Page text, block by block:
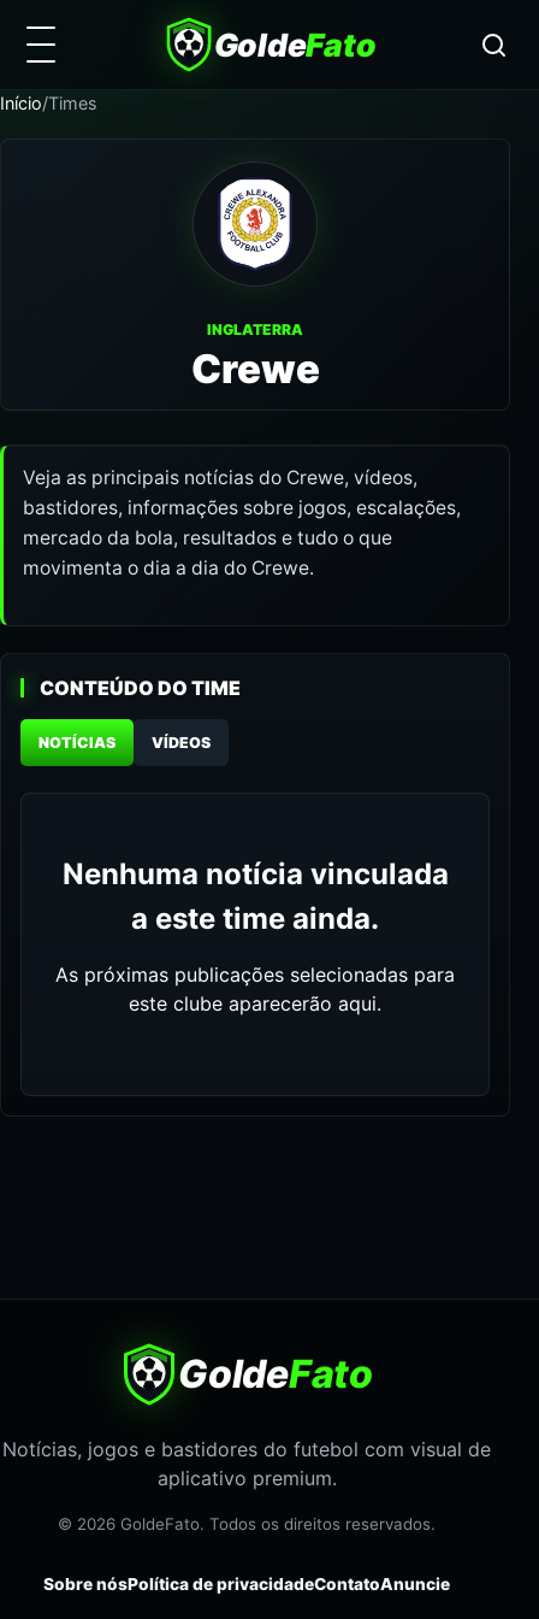
GoldeFato
Início/Times
INGLATERRA
Crewe
Veja as principais notícias do Crewe, vídeos,
bastidores, informações sobre jogos, escalações,
mercado da bola, resultados e tudo o que
movimenta o dia a dia do Crewe.
CONTEÚDO DO TIME
NOTÍCIAS VÍDEOS
Nenhuma notícia vinculada
a este time ainda.
As próximas publicações selecionadas para
este clube aparecerão aqui.
GoldeFato
Notícias, jogos e bastidores do futebol com visual de
aplicativo premium.
© 2026 GoldeFato. Todos os direitos reservados.
Sobre nósPolítica de privacidadeContatoAnuncie